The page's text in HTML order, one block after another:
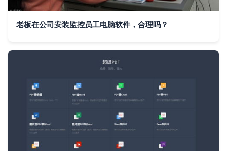
老板在公司安装监控员工电脑软件，合理吗？